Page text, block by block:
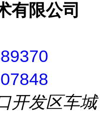
有限公司
开发区车城